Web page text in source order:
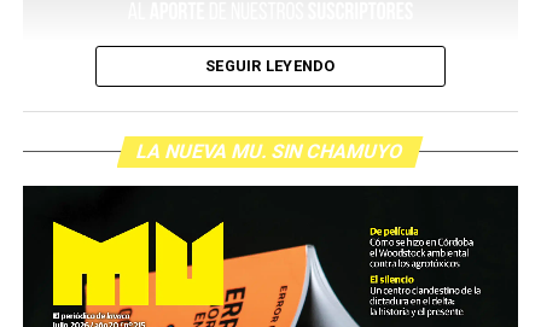
SEGUIR LEYENDO
LA NUEVA MU. SIN CHAMUYO